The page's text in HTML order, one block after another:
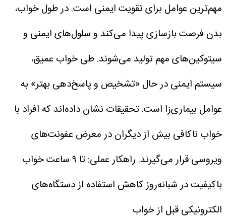
مهم‌ترین عوامل برای تقویت ایمنی است. در طول خواب،
بدن فرصت بازسازی پیدا می‌کند و سلول‌های ایمنی و
سیتوکین‌های مهم تولید می‌شوند. طی خواب عمیق،
سیستم ایمنی در حال «تشخیص و پاسخ‌دهی بهتر» به
عوامل بیماری‌زا است. تحقیقات نشان داده‌اند که افراد با
خواب ناکافی بیش از دیگران در معرض عفونت‌های
ویروسی قرار می‌گیرند. راهکار عملی:
تا ۹ ساعت خواب
باکیفیت در شبانه‌روزکاهش استفاده از دستگاه‌های
الکترونیکی قبل از خواب